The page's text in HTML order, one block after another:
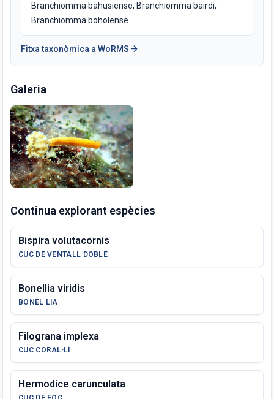
Branchiomma bahusiense, Branchiomma bairdi,
Branchiomma boholense
Fitxa taxonòmica a WoRMS arrow_forward
Galeria
Continua explorant espècies
Bispira volutacornis
CUC DE VENTALL DOBLE
Bonellia viridis
BONÈL·LIA
Filograna implexa
CUC CORAL·LÍ
Hermodice carunculata